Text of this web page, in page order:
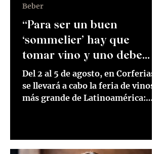
“Para ser un buen
‘sommelier’ hay que
tomar vino y uno debe
saber manejar esto con
mucha sabiduría”
Del 2 al 5 de agosto, en Corferias,
se llevará a cabo la feria de vinos
más grande de Latinoamérica:
Beber